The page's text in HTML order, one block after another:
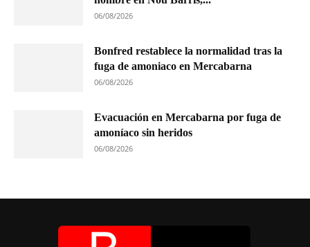
06/08/2026
Bonfred restablece la normalidad tras la
fuga de amoniaco en Mercabarna
06/08/2026
Evacuación en Mercabarna por fuga de
amoníaco sin heridos
06/08/2026